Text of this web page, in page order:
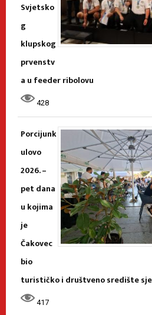
Svjetsko
g
klupskog
prvenstv
a u feeder ribolovu
428
Porcijunk
ulovo
2026. –
pet dana
u kojima
je
Čakovec
bio
turističko i društveno središte
417